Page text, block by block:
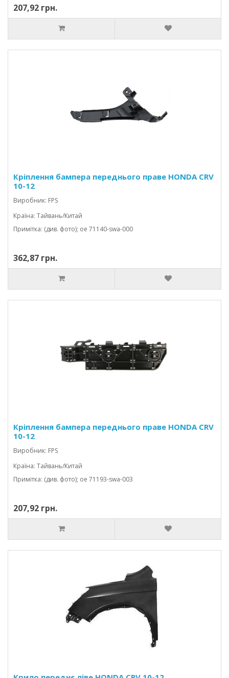
207,92 грн.
Кріплення бампера переднього праве HONDA CRV
10-12
Виробник: FPS
Країна: Тайвань/Китай
Примітка: (див. фото); oe 71140-swa-000
362,87 грн.
Кріплення бампера переднього праве HONDA CRV
10-12
Виробник: FPS
Країна: Тайвань/Китай
Примітка: (див. фото); oe 71193-swa-003
207,92 грн.